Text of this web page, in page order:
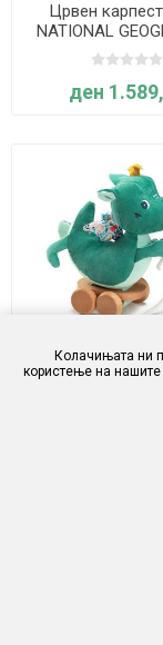
Црвен
NATIONAL
ден
ЗМЕЈОТ ЏО -
ден
Колачињата ни
користење на